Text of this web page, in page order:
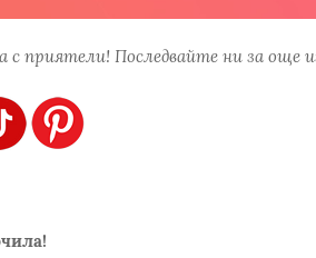
с приятели! Последвайте ни за още